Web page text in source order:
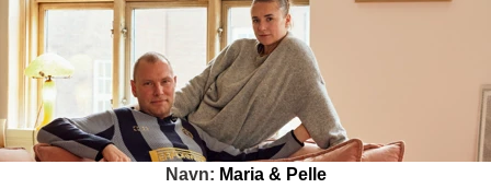
Navn: Maria & Pelle